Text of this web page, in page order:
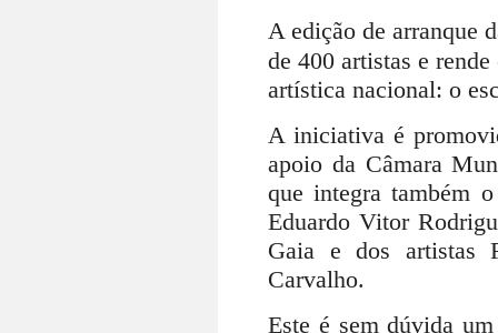
A edição de arranque
de 400 artistas e
artística nacional: o
A iniciativa é
apoio da Câmara
que integra também
Eduardo Vitor
Gaia e dos artistas
Carvalho.
Este é sem dúvida